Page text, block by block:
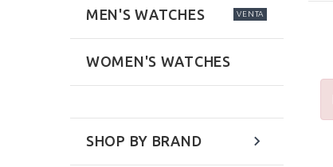
MEN'S WATCHES VENTA
WOMEN'S WATCHES
SHOP BY BRAND